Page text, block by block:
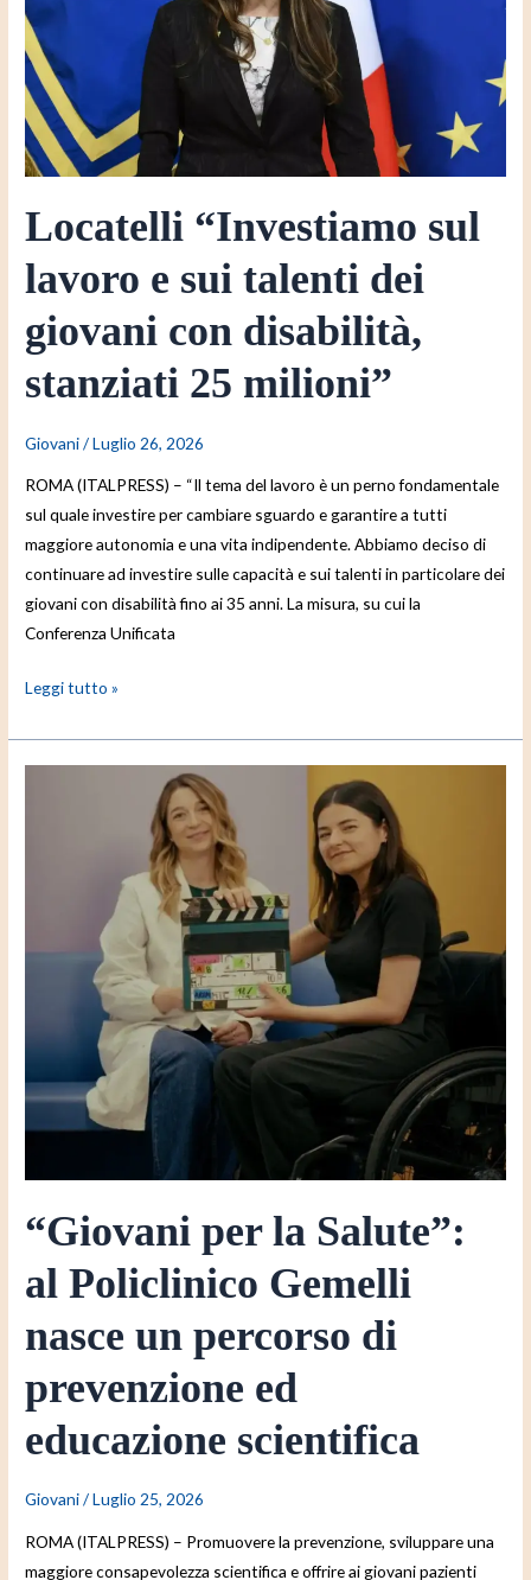
Locatelli “Investiamo sul
lavoro e sui talenti dei
giovani con disabilità,
stanziati 25 milioni”
Giovani/Luglio 26, 2026
ROMA (ITALPRESS) – “Il tema del lavoro è un perno fondamentale
sul quale investire per cambiare sguardo e garantire a tutti
maggiore autonomia e una vita indipendente. Abbiamo deciso di
continuare ad investire sulle capacità e sui talenti in particolare dei
giovani con disabilità fino ai 35 anni. La misura, su cui la
Conferenza Unificata
sui
talenti
dei
giovani
con
disabilità,
Leggi tutto »
“Giovani per la Salute”:
al Policlinico Gemelli
nasce un percorso di
prevenzione ed
educazione scientifica
Giovani/Luglio 25, 2026
ROMA (ITALPRESS) – Promuovere la prevenzione, sviluppare una
maggiore consapevolezza scientifica e offrire ai giovani pazienti
Gemelli
percorso
prevenzione
ed